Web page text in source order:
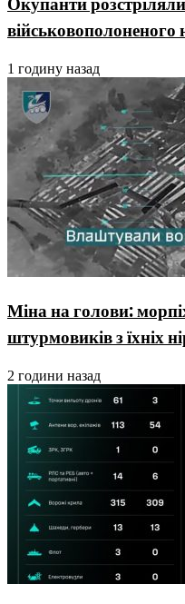
військовополоненого
1 годину назад
Міна на голови:
штурмовиків з їхніх
2 години назад